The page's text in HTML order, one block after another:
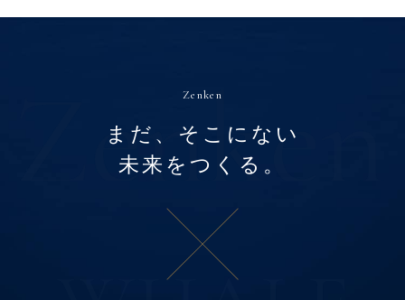
Zenken
まだ、そこにない
未来をつくる。